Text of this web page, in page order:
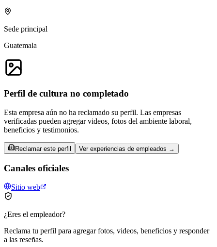
Sede principal
Guatemala
Perfil de cultura no completado
Esta empresa aún no ha reclamado su perfil. Las empresas
verificadas pueden agregar videos, fotos del ambiente laboral,
beneficios y testimonios.
Reclamar este perfil Ver experiencias de empleados →
Canales oficiales
Sitio web
¿Eres el empleador?
Reclama tu perfil para agregar fotos, videos, beneficios y responder
a las reseñas.